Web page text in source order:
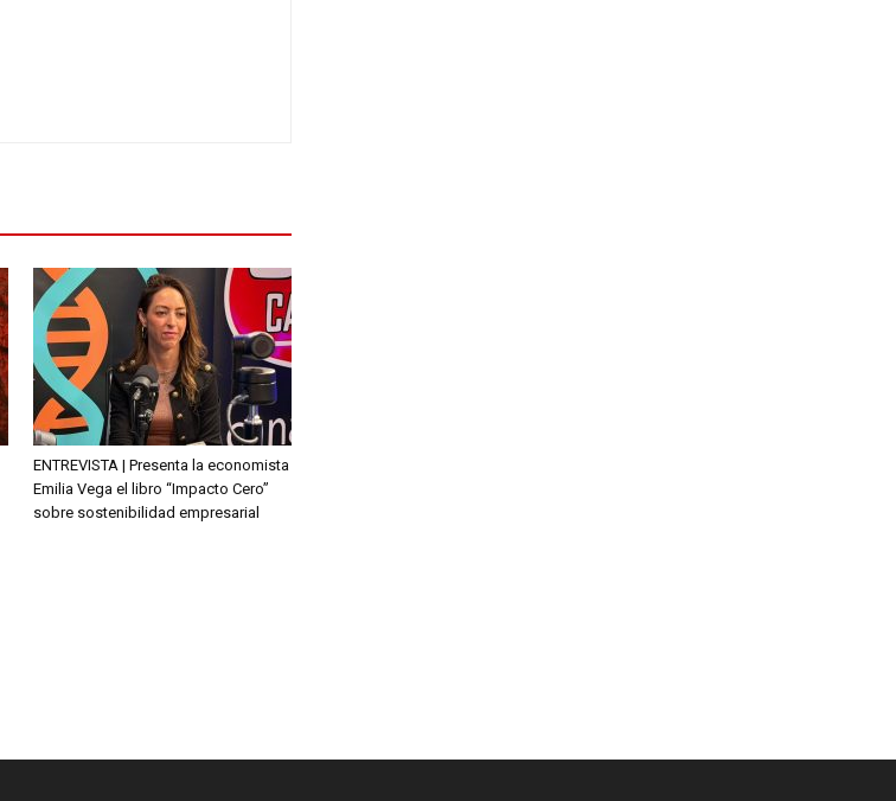
ENTREVISTA | Presenta la economista
Emilia Vega el libro “Impacto Cero”
sobre sostenibilidad empresarial